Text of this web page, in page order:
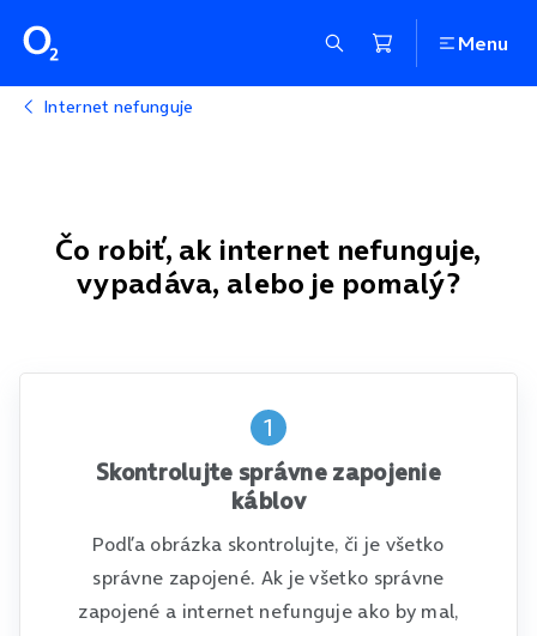
Menu
Internet nefunguje
Čo robiť, ak internet nefunguje,
vypadáva, alebo je pomalý?
1
Skontrolujte správne zapojenie
káblov
Podľa obrázka skontrolujte, či je všetko
správne zapojené. Ak je všetko správne
zapojené a internet nefunguje ako by mal,